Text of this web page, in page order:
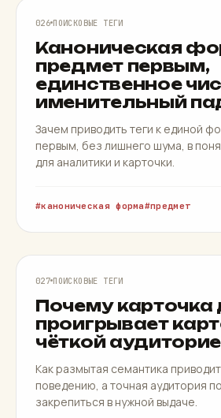
КАНОНИЧЕСКАЯ ФОРМА
026 ПОИСКОВЫЕ ТЕГИ
Каноническая
предмет первым,
единственное
именительный
Зачем приводить теги к единой
первым, без лишнего шума, в
для аналитики и карточки.
каноническая форма предмет
АУДИТОРИЯ
027 ПОИСКОВЫЕ ТЕГИ
Почему карточка
проигрывает
чёткой
Как размытая семантика
поведению, а точная аудитория
закрепиться в нужной выдаче.